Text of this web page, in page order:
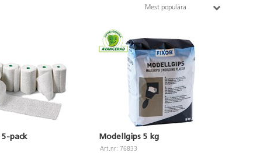
Mest populära
pack Modellgips 5 kg
Art.nr: 76833